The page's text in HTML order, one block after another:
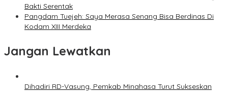
Bakti Serentak
Pangdam Tuejeh: Saya Merasa Senang Bisa Berdinas Di
Kodam XIII Merdeka
Jangan Lewatkan
Dihadiri RD-Vasung, Pemkab Minahasa Turut Sukseskan